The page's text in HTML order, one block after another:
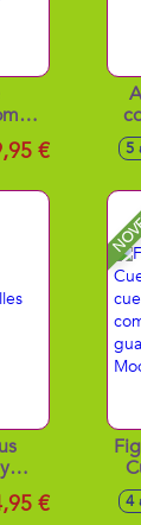
y € 5
€ 4